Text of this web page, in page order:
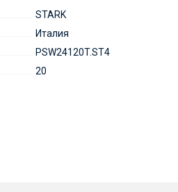
STARK
Италия
PSW24120T.ST4
20